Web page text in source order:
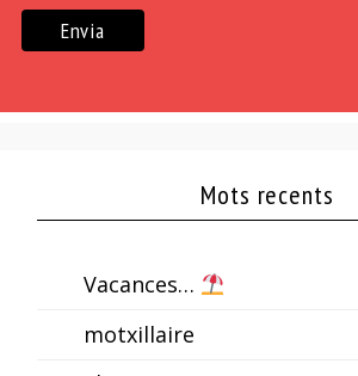
Mots recents
Vacances…
motxillaire